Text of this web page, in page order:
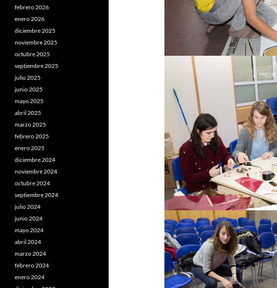
febrero 2026
enero 2026
diciembre 2025
noviembre 2025
octubre 2025
septiembre 2025
julio 2025
junio 2025
mayo 2025
abril 2025
marzo 2025
febrero 2025
enero 2025
diciembre 2024
noviembre 2024
octubre 2024
septiembre 2024
julio 2024
junio 2024
mayo 2024
abril 2024
marzo 2024
febrero 2024
enero 2024